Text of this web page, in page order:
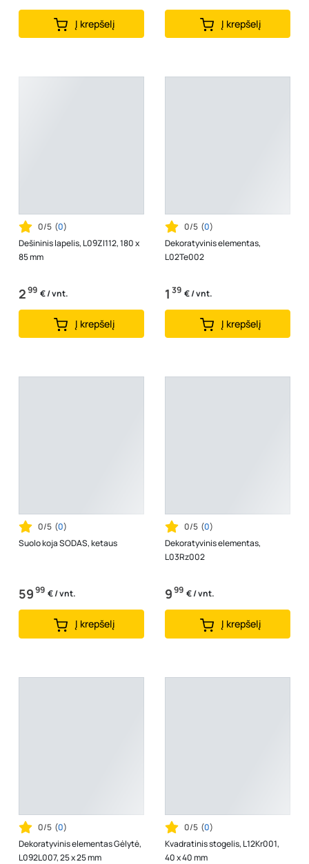
Į krepšelį Į krepšelį
0/5 (0)
Dešininis lapelis, L09Zl112, 180 x
85 mm
299 € / vnt.
Į krepšelį
0/5 (0)
Dekoratyvinis elementas,
L02Te002
1 39 € / vnt.
Į krepšelį
0/5 (0)
Suolo koja SODAS, ketaus
5999 € / vnt.
Į krepšelį
0/5 (0)
Dekoratyvinis elementas,
L03Rz002
999 € / vnt.
Į krepšelį
0/5 (0)
Dekoratyvinis elementas Gėlytė,
L092L007, 25 x 25 mm
0/5 (0)
Kvadratinis stogelis, L12Kr001,
40 x 40 mm